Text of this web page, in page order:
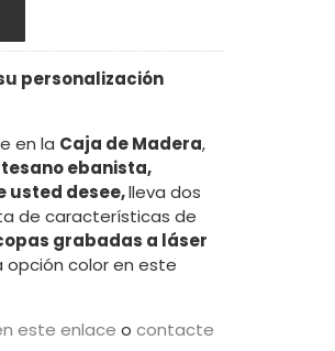
personalización
en la Caja de Madera,
ebanista,
usted desee,lleva dos
de características de
grabadas a láser
opción color en este
este enlace o contacte